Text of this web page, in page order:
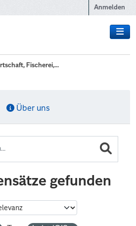
Anmelden
Fischerei,...
Über uns
gefunden